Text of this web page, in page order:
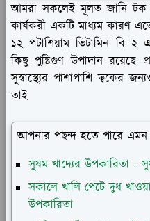
আমরা সকলেই মূলত জানি টক
কার্যকরী একটি মাধ্যম কারণ
১২ পটাশিয়াম ভিটামিন বি
কিছু পুষ্টিগুণ উপাদান
সুস্বাস্থ্যের পাশাপাশি ত্বকের
তাই
আপনার পছন্দ হতে পারে
সুষম খাদ্যের উপকারিতা -
সকালে খালি পেটে দুধ
উপকারিতা